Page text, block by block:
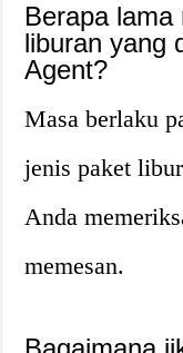
Berapa
liburan yang
Agent?
Masa berlaku
jenis paket
Anda
memesan.